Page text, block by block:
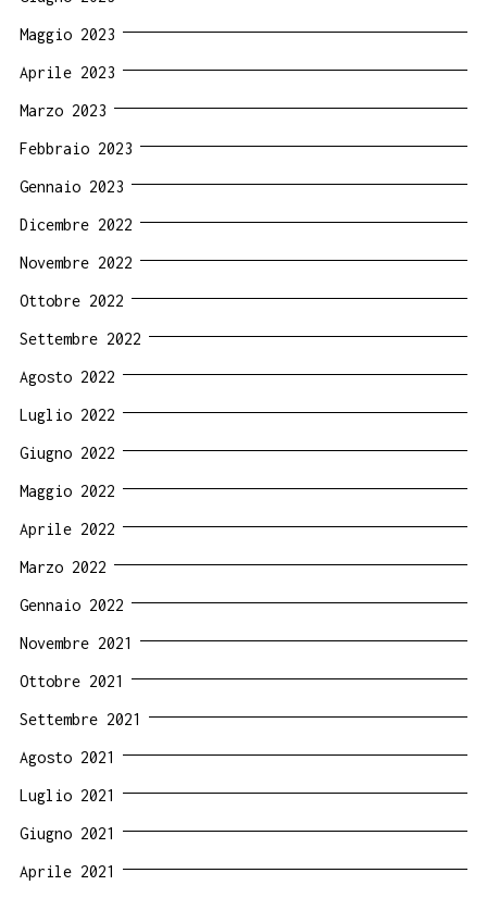
Maggio 2023
Aprile 2023
Marzo 2023
Febbraio 2023
Gennaio 2023
Dicembre 2022
Novembre 2022
Ottobre 2022
Settembre 2022
Agosto 2022
Luglio 2022
Giugno 2022
Maggio 2022
Aprile 2022
Marzo 2022
Gennaio 2022
Novembre 2021
Ottobre 2021
Settembre 2021
Agosto 2021
Luglio 2021
Giugno 2021
Aprile 2021